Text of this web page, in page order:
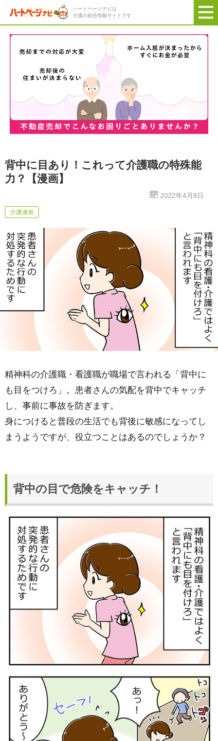
ハートページナビは
介護の総合情報サイトです
背中に目あり！これって介護職の特殊能
力？【漫画】
2022年4月8日
介護漫画
精神科の介護職・看護職が職場で言われる「背中に
も目をつけろ」。患者さんの気配を背中でキャッチ
し、事前に事故を防ぎます。
身につけると普段の生活でも背後に敏感になってし
まうようですが、役立つことはあるのでしょうか？
背中の目で危険をキャッチ！